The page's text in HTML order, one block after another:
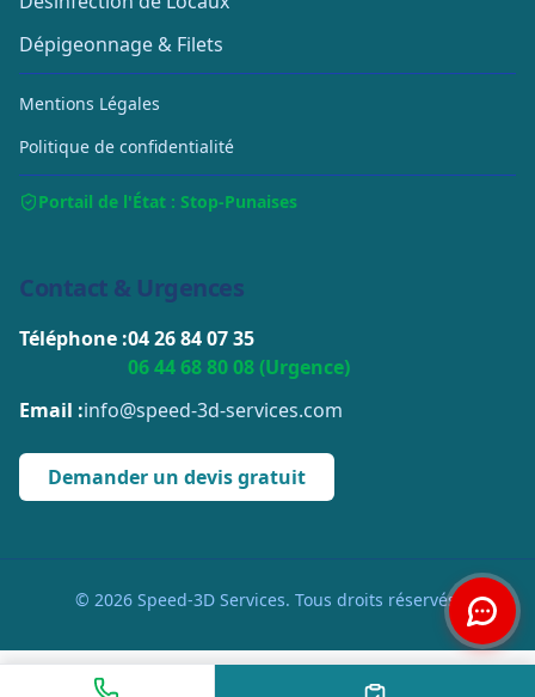
Dépigeonnage & Filets
Mentions Légales
Politique de confidentialité
Portail de l'État : Stop-Punaises
Contact & Urgences
Téléphone :04 26 84 07 35
06 44 68 80 08 (Urgence)
Email :info@speed-3d-services.com
Demander un devis gratuit
© 2026 Speed-3D Services. Tous droits réservés.